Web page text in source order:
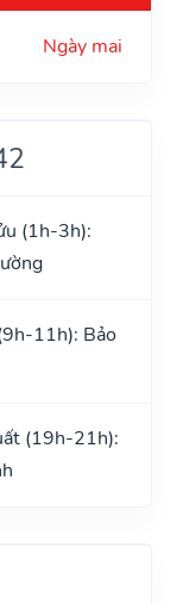
Ngày mai
(1h-3h):
11h): Bảo
(19h-21h):